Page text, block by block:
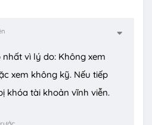
vì lý do: Không xem
xem không kỹ. Nếu tiếp
khóa tài khoản vĩnh viễn.